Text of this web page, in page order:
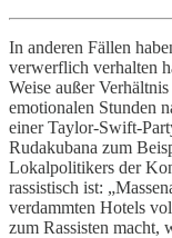
In anderen Fällen
verwerflich verhalten
Weise außer
emotionalen Stunden
einer Taylor-Swift-
Rudakubana zum
Lokalpolitikers der
rassistisch ist:
verdammten Hotels
zum Rassisten macht,